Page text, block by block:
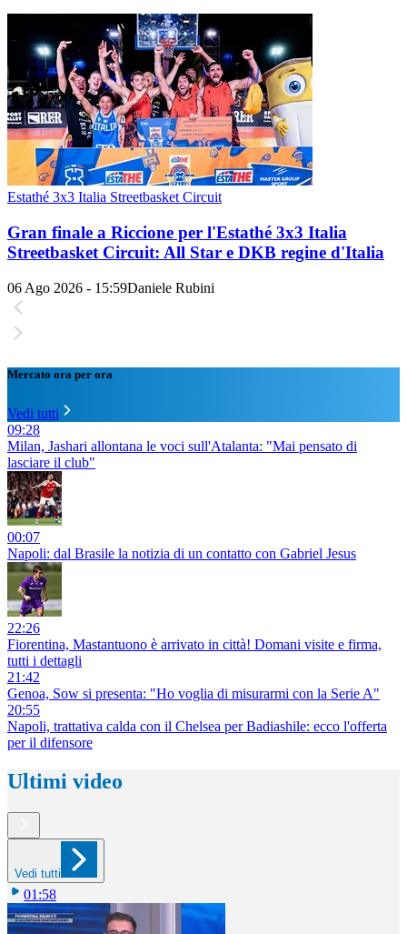
Estathé 3x3 Italia Streetbasket Circuit
Gran finale a Riccione per l'Estathé 3x3 Italia
Streetbasket Circuit: All Star e DKB regine d'Italia
06 Ago 2026 - 15:59Daniele Rubini
Mercato ora per ora
Vedi tutti
09:28
Milan, Jashari allontana le voci sull'Atalanta: "Mai pensato di
lasciare il club"
00:07
Napoli: dal Brasile la notizia di un contatto con Gabriel Jesus
22:26
Fiorentina, Mastantuono è arrivato in città! Domani visite e firma,
tutti i dettagli
21:42
Genoa, Sow si presenta: "Ho voglia di misurarmi con la Serie A"
20:55
Napoli, trattativa calda con il Chelsea per Badiashile: ecco l'offerta
per il difensore
Ultimi video
Vedi tutti
01:58